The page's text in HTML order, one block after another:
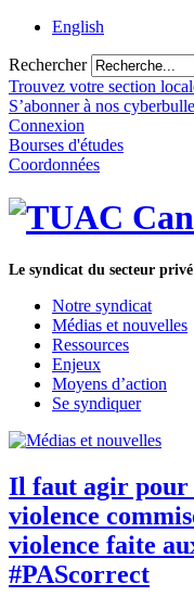
English
Rechercher
Trouvez votre section
S’abonner à nos
Connexion
Bourses d'études
Coordonnées
Le syndicat du secteur
Notre syndicat
Médias et nouvelles
Ressources
Enjeux
Moyens d’action
Se syndiquer
Il faut agir pour
violence
violence faite
#PAScorrect